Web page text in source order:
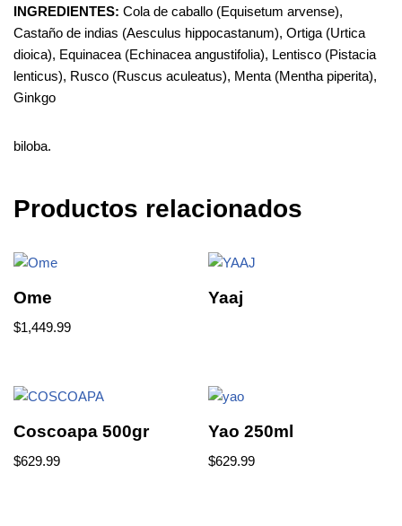
INGREDIENTES: Cola de caballo (Equisetum arvense),
Castaño de indias (Aesculus hippocastanum), Ortiga (Urtica
dioica), Equinacea (Echinacea angustifolia), Lentisco (Pistacia
lenticus), Rusco (Ruscus aculeatus), Menta (Mentha piperita),
Ginkgo
biloba.
Productos relacionados
Ome
$1,449.99
Yaaj
Coscoapa 500gr
$629.99
Yao 250ml
$629.99